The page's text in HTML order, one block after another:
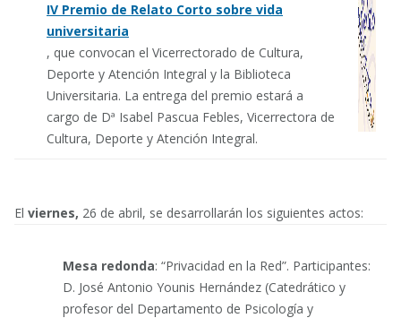
IV Premio de Relato Corto sobre vida
universitaria
, que convocan el Vicerrectorado de Cultura,
Deporte y Atención Integral y la Biblioteca
Universitaria. La entrega del premio estará a
cargo de Dª Isabel Pascua Febles, Vicerrectora de
Cultura, Deporte y Atención Integral.
El viernes, 26 de abril, se desarrollarán los siguientes actos:
Mesa redonda: “Privacidad en la Red”. Participantes:
D. José Antonio Younis Hernández (Catedrático y
profesor del Departamento de Psicología y